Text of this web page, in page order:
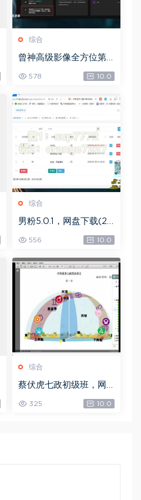
综合
曾神高级影像全方位第
四期，网盘下载(49.08
G)
578 10.0
综合
男粉5.0.1，网盘下载(25
556 10.0
综合
蔡伏虎七政初级班，网
325 10.0